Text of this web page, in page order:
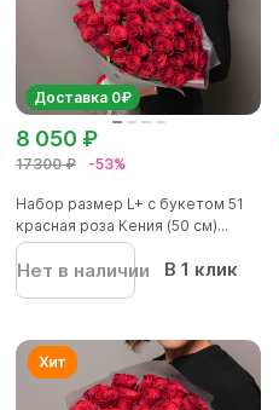
Доставка 0₽
17300 ₽ -53%
8 050 ₽
Набор размер L+ с букетом 51
красная роза Кения (50 см)...
Нет в наличии В 1 клик